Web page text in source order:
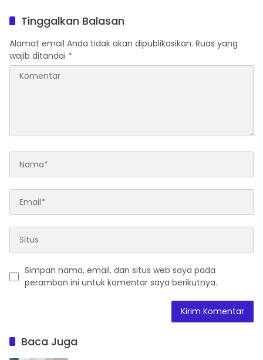
Tinggalkan Balasan
Alamat email Anda tidak akan dipublikasikan. Ruas yang
wajib ditandai *
Simpan nama, email, dan situs web saya pada
peramban ini untuk komentar saya berikutnya.
Baca Juga